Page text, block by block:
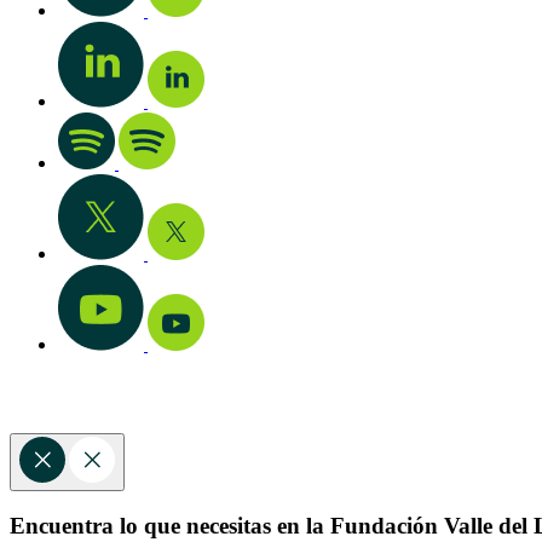
Encuentra lo que necesitas en la Fundación Valle del